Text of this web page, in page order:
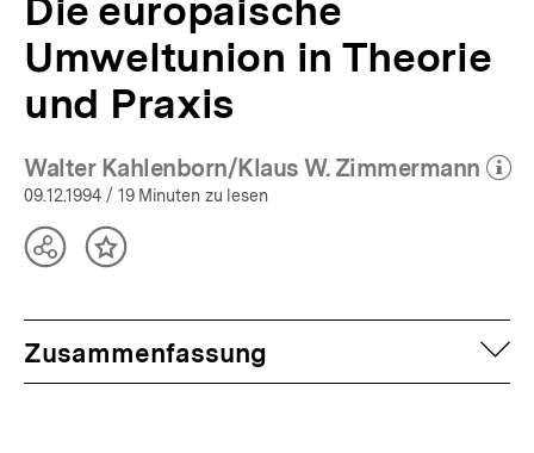
Die europäische
Umweltunion in Theorie
und Praxis
Walter Kahlenborn/Klaus W. Zimmermann
(Mehr zum Autor)
09.12.1994 / 19 Minuten zu lesen
TeilenInhalt
Zusammenfassung